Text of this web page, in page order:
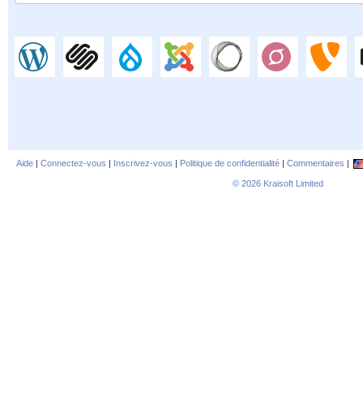
Aide | Connectez-vous | Inscrivez-vous | Politique de confidentialité | Commentaires |
© 2026 Kraisoft Limited